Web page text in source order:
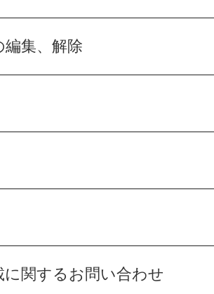
編集、解除
に関するお問い合わせ